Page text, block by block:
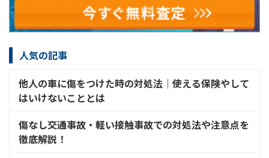
人気の記事
他人の車に傷をつけた時の対処法│使える保険やして
はいけないこととは
傷なし交通事故・軽い接触事故での対処法や注意点を
徹底解説！